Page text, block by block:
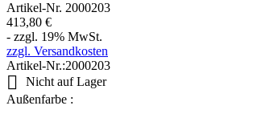
Artikel-Nr. 2000203
413,80 €
- zzgl. 19% MwSt.
zzgl. Versandkosten
Artikel-Nr.:2000203

Nicht auf Lager
Außenfarbe :